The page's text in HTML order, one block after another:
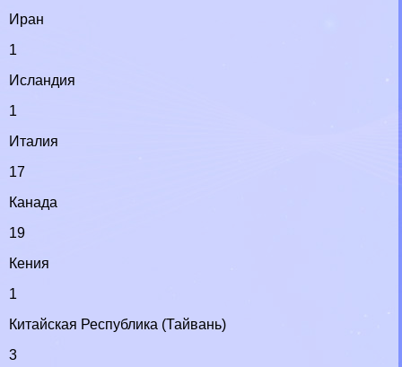
Иран
1
Исландия
1
Италия
17
Канада
19
Кения
1
Китайская Республика (Тайвань)
3